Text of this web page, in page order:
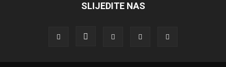
SLIJEDITE NAS